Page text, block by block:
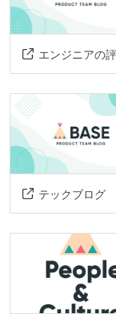
エンジニアの
テックブログ